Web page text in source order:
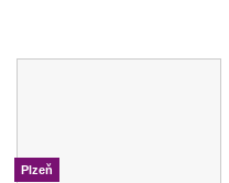
Plzeň